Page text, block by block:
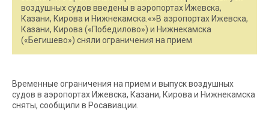
воздушных судов введены в аэропортах Ижевска,
Казани, Кирова и Нижнекамска.«»В аэропортах Ижевска,
Казани, Кирова («Победилово») и Нижнекамска
(«Бегишево») сняли ограничения на прием
Временные ограничения на прием и выпуск воздушных
судов в аэропортах Ижевска, Казани, Кирова и Нижнекамска
сняты, сообщили в Росавиации.